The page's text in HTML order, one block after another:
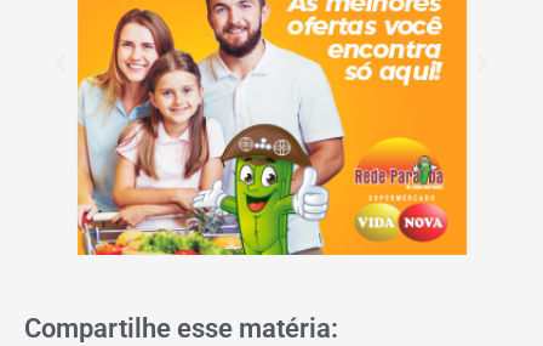
Compartilhe esse matéria: